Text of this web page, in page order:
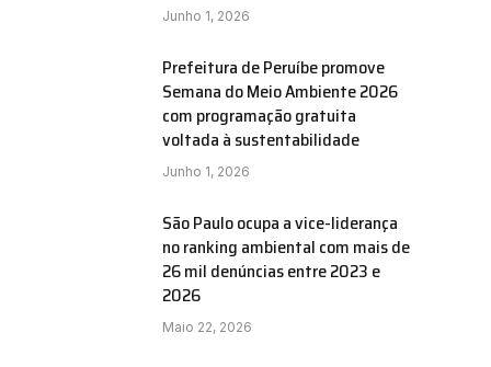
Junho 1, 2026
Prefeitura de Peruíbe promove
Semana do Meio Ambiente 2026
com programação gratuita
voltada à sustentabilidade
Junho 1, 2026
São Paulo ocupa a vice-liderança
no ranking ambiental com mais de
26 mil denúncias entre 2023 e
2026
Maio 22, 2026